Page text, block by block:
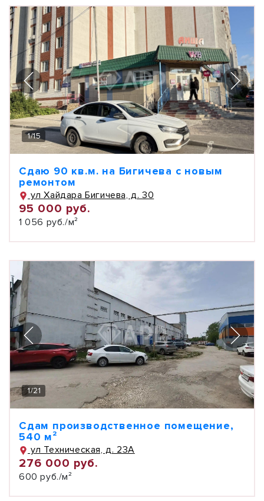
1/15
Сдаю 90 кв.м. на Бигичева с новым
ремонтом
ул Хайдара Бигичева, д. 30
95 000 руб.
1 056 руб./м²
1/21
Сдам производственное помещение,
540 м²
ул Техническая, д. 23А
276 000 руб.
600 руб./м²